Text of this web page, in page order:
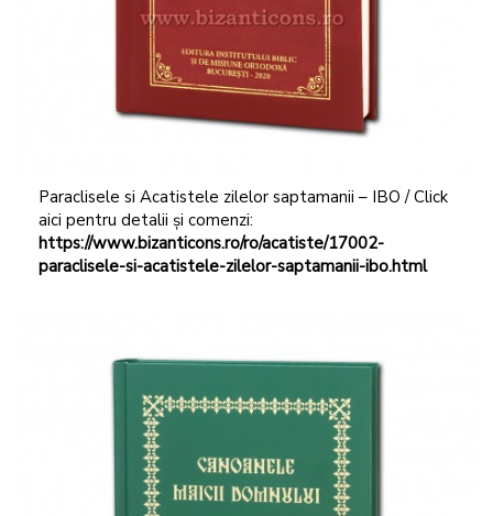
Paraclisele si Acatistele zilelor saptamanii – IBO / Click
aici pentru detalii și comenzi:
https://www.bizanticons.ro/ro/acatiste/17002-
paraclisele-si-acatistele-zilelor-saptamanii-ibo.html